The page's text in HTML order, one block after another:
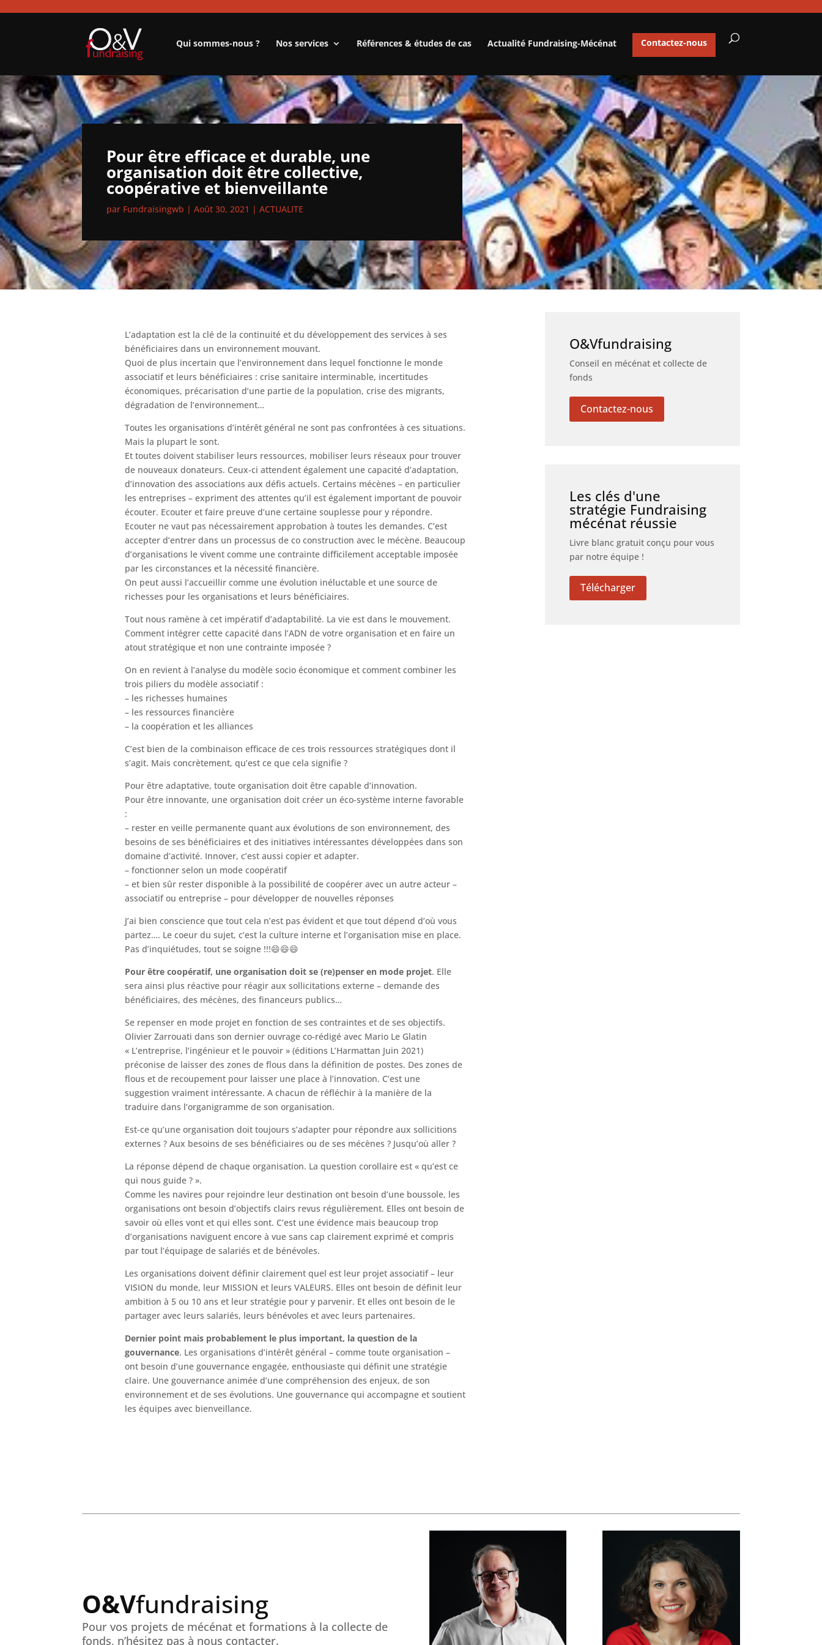
Qui sommes-nous ? Nos services Références & études de cas Actualité Fundraising-Mécénat Contactez-nous
Pour être efficace et durable, une
organisation doit être collective,
coopérative et bienveillante
par Fundraisingwb |Août 30, 2021 |ACTUALITE
L’adaptation est la clé de la continuité et du développement des services à ses
bénéficiaires dans un environnement mouvant.
Quoi de plus incertain que l’environnement dans lequel fonctionne le monde
associatif et leurs bénéficiaires : crise sanitaire interminable, incertitudes
économiques, précarisation d’une partie de la population, crise des migrants,
dégradation de l’environnement…
Toutes les organisations d’intérêt général ne sont pas confrontées à ces situations.
Mais la plupart le sont.
Et toutes doivent stabiliser leurs ressources, mobiliser leurs réseaux pour trouver
de nouveaux donateurs. Ceux-ci attendent également une capacité d’adaptation,
d’innovation des associations aux défis actuels. Certains mécènes – en particulier
les entreprises – expriment des attentes qu’il est également important de pouvoir
écouter. Ecouter et faire preuve d’une certaine souplesse pour y répondre.
Ecouter ne vaut pas nécessairement approbation à toutes les demandes. C’est
accepter d’entrer dans un processus de co construction avec le mécène. Beaucoup
d’organisations le vivent comme une contrainte difficilement acceptable imposée
par les circonstances et la nécessité financière.
On peut aussi l’accueillir comme une évolution inéluctable et une source de
richesses pour les organisations et leurs bénéficiaires.
Tout nous ramène à cet impératif d’adaptabilité. La vie est dans le mouvement.
Comment intégrer cette capacité dans l’ADN de votre organisation et en faire un
atout stratégique et non une contrainte imposée ?
On en revient à l’analyse du modèle socio économique et comment combiner les
trois piliers du modèle associatif :
– les richesses humaines
– les ressources financière
– la coopération et les alliances
C’est bien de la combinaison efficace de ces trois ressources stratégiques dont il
s’agit. Mais concrètement, qu’est ce que cela signifie ?
Pour être adaptative, toute organisation doit être capable d’innovation.
Pour être innovante, une organisation doit créer un éco-système interne favorable
:
– rester en veille permanente quant aux évolutions de son environnement, des
besoins de ses bénéficiaires et des initiatives intéressantes développées dans son
domaine d’activité. Innover, c’est aussi copier et adapter.
– fonctionner selon un mode coopératif
– et bien sûr rester disponible à la possibilité de coopérer avec un autre acteur –
associatif ou entreprise – pour développer de nouvelles réponses
J’ai bien conscience que tout cela n’est pas évident et que tout dépend d’où vous
partez…. Le coeur du sujet, c’est la culture interne et l’organisation mise en place.
Pas d’inquiétudes, tout se soigne !!!😄😄😄
Pour être coopératif, une organisation doit se (re)penser en mode projet. Elle
sera ainsi plus réactive pour réagir aux sollicitations externe – demande des
bénéficiaires, des mécènes, des financeurs publics…
Se repenser en mode projet en fonction de ses contraintes et de ses objectifs.
Olivier Zarrouati dans son dernier ouvrage co-rédigé avec Mario Le Glatin
« L’entreprise, l’ingénieur et le pouvoir » (éditions L’Harmattan Juin 2021)
préconise de laisser des zones de flous dans la définition de postes. Des zones de
flous et de recoupement pour laisser une place à l’innovation. C’est une
suggestion vraiment intéressante. A chacun de réfléchir à la manière de la
traduire dans l’organigramme de son organisation.
Est-ce qu’une organisation doit toujours s’adapter pour répondre aux sollicitions
externes ? Aux besoins de ses bénéficiaires ou de ses mécènes ? Jusqu’où aller ?
La réponse dépend de chaque organisation. La question corollaire est « qu’est ce
qui nous guide ? ».
Comme les navires pour rejoindre leur destination ont besoin d’une boussole, les
organisations ont besoin d’objectifs clairs revus régulièrement. Elles ont besoin de
savoir où elles vont et qui elles sont. C’est une évidence mais beaucoup trop
d’organisations naviguent encore à vue sans cap clairement exprimé et compris
par tout l’équipage de salariés et de bénévoles.
Les organisations doivent définir clairement quel est leur projet associatif – leur
VISION du monde, leur MISSION et leurs VALEURS. Elles ont besoin de définit leur
ambition à 5 ou 10 ans et leur stratégie pour y parvenir. Et elles ont besoin de le
partager avec leurs salariés, leurs bénévoles et avec leurs partenaires.
Dernier point mais probablement le plus important, la question de la
gouvernance. Les organisations d’intérêt général – comme toute organisation –
ont besoin d’une gouvernance engagée, enthousiaste qui définit une stratégie
claire. Une gouvernance animée d’une compréhension des enjeux, de son
environnement et de ses évolutions. Une gouvernance qui accompagne et soutient
les équipes avec bienveillance.
O&Vfundraising
Conseil en mécénat et collecte de
fonds
Contactez-nous
Les clés d'une
stratégie Fundraising
mécénat réussie
Livre blanc gratuit conçu pour vous
par notre équipe !
Télécharger
O&Vfundraising
Pour vos projets de mécénat et formations à la collecte de
fonds, n’hésitez pas à nous contacter.